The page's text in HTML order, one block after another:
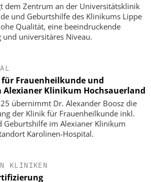
dem Zentrum an der Universitätsklinik
und Geburtshilfe des Klinikums Lippe
Qualität, eine beeindruckende
und universitäres Niveau.
für Frauenheilkunde und
Alexianer Klinikum Hochsauerland
übernimmt Dr. Alexander Boosz die
der Klinik für Frauenheilkunde inkl.
Geburtshilfe im Alexianer Klinikum
Karolinen-Hospital.
KLINIKEN
EASY SOFTWARE AG
Digitalisierung im
Personalmanagement: Von digitaler
Ordnung zur KI-fähigen Steuerung